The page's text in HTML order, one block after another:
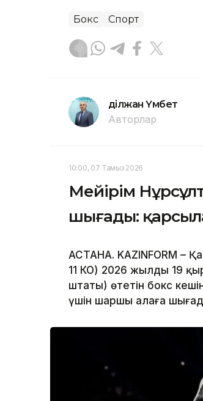
Бокс Спорт
Әділжан Үмбет
Авторлар
10:00, 07 Тамыз 2026
Мейірім
шығады:
АСТАНА. KAZINFORM –
11 КО) 2026 жылдың 19
штаты) өтетін бокс
үшін шаршы алаңға